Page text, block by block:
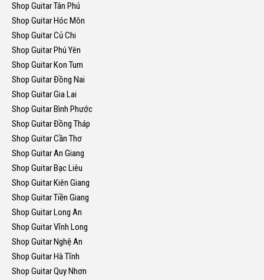
Shop Guitar Tân Phú
Shop Guitar Hóc Môn
Shop Guitar Củ Chi
Shop Guitar Phú Yên
Shop Guitar Kon Tum
Shop Guitar Đồng Nai
Shop Guitar Gia Lai
Shop Guitar Bình Phước
Shop Guitar Đồng Tháp
Shop Guitar Cần Thơ
Shop Guitar An Giang
Shop Guitar Bạc Liêu
Shop Guitar Kiên Giang
Shop Guitar Tiền Giang
Shop Guitar Long An
Shop Guitar Vĩnh Long
Shop Guitar Nghệ An
Shop Guitar Hà Tĩnh
Shop Guitar Quy Nhơn